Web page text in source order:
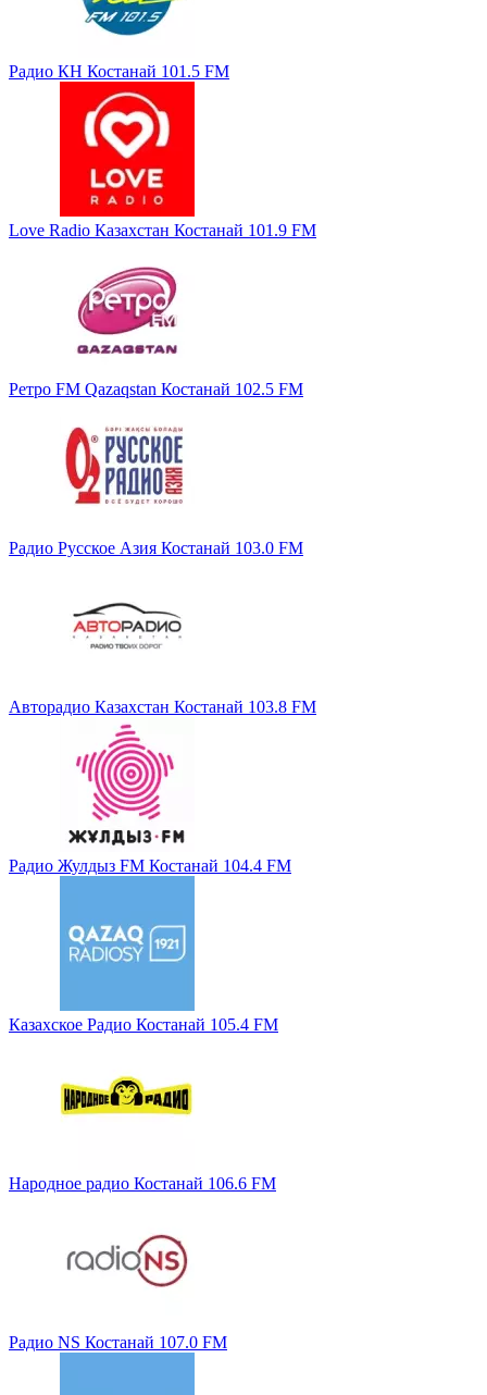
Радио КН Костанай 101.5 FM
Love Radio Казахстан Костанай 101.9 FM
Ретро FM Qazaqstan Костанай 102.5 FM
Радио Русское Азия Костанай 103.0 FM
Авторадио Казахстан Костанай 103.8 FM
Радио Жулдыз FM Костанай 104.4 FM
Казахское Радио Костанай 105.4 FM
Народное радио Костанай 106.6 FM
Радио NS Костанай 107.0 FM